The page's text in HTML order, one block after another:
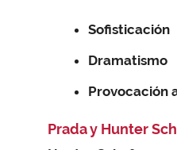
Sofisticación
Dramatismo
Provocación
Prada y Hunter